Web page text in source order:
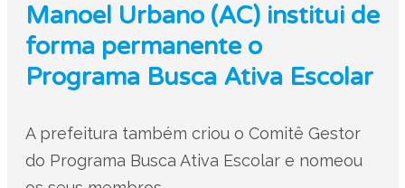
Manoel Urbano (AC) institui de
forma permanente o
Programa Busca Ativa Escolar
A prefeitura também criou o Comitê Gestor
do Programa Busca Ativa Escolar e nomeou